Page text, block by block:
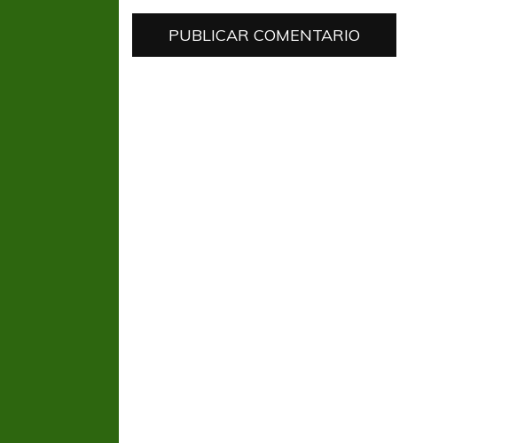
jugará ante Estrella del Sur en el Las campeonas festejaron ante su gente